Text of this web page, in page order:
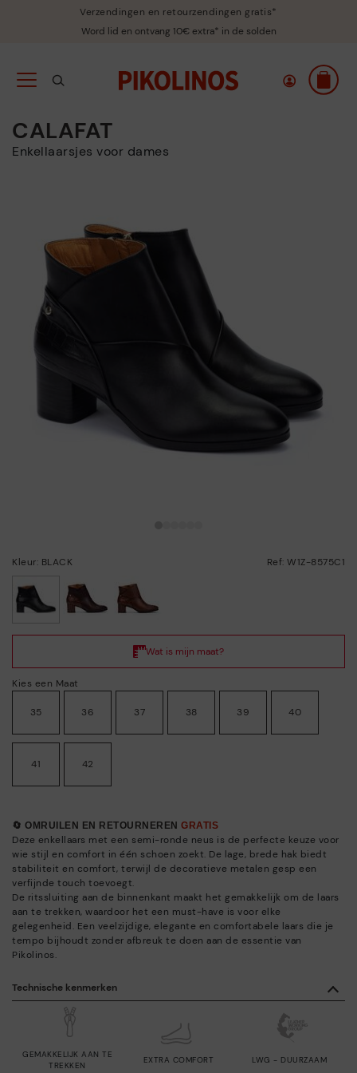
Verzendingen en retourzendingen gratis*
Word lid en ontvang 10€ extra* in de solden
CALAFAT
Enkellaarsjes voor dames
Kleur: BLACK Ref: W1Z-8575C1
Kies een Maat
35 36 37 38 39 40
41 42
🔄 OMRUILEN EN RETOURNEREN GRATIS
Deze enkellaars met een semi-ronde neus is de perfecte keuze voor
wie stijl en comfort in één schoen zoekt. De lage, brede hak biedt
stabiliteit en comfort, terwijl de decoratieve metalen gesp een
verfijnde touch toevoegt.
De ritssluiting aan de binnenkant maakt het gemakkelijk om de laars
aan te trekken, waardoor het een must-have is voor elke
gelegenheid. Een veelzijdige, elegante en comfortabele laars die je
tempo bijhoudt zonder afbreuk te doen aan de essentie van
Pikolinos.
Technische kenmerken
GEMAKKELIJK AAN TE
TREKKEN
EXTRA COMFORT LWG - DUURZAAM